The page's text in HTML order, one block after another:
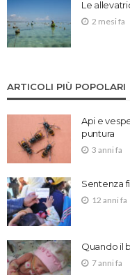
Le
2 mesi fa
ARTICOLI PIÙ POPOLARI
Api e
puntura
3 anni fa
Sentenza
12 anni fa
Quando il
7 anni fa